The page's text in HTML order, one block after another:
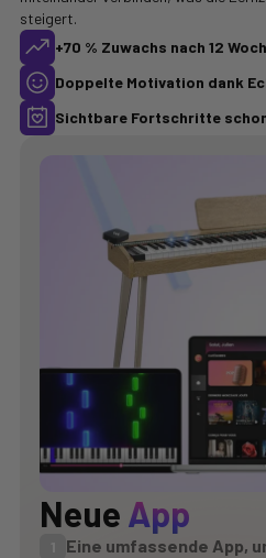
steigert.
+70 % Zuwachs nach 12
Doppelte Motivation dank
Sichtbare Fortschritte
Neue App
Eine umfassende App,